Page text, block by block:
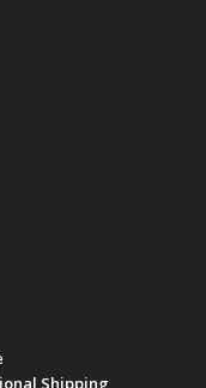
Shipping